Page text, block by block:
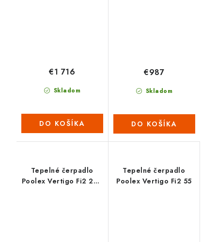
Skladom
€1 716
DO KOŠÍKA
Skladom
€987
DO KOŠÍKA
Tepelné čerpadlo
Poolex Vertigo Fi2 200
Tepelné čerpadlo
Poolex Vertigo Fi2 55